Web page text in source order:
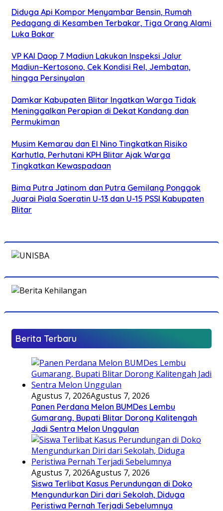
Diduga Api Kompor Menyambar Bensin, Rumah
Pedagang di Kesamben Terbakar, Tiga Orang Alami
Luka Bakar
VP KAI Daop 7 Madiun Lakukan Inspeksi Jalur
Madiun–Kertosono, Cek Kondisi Rel, Jembatan,
hingga Persinyalan
Damkar Kabupaten Blitar Ingatkan Warga Tidak
Meninggalkan Perapian di Dekat Kandang dan
Permukiman
Musim Kemarau dan El Nino Tingkatkan Risiko
Karhutla, Perhutani KPH Blitar Ajak Warga
Tingkatkan Kewaspadaan
Bima Putra Jatinom dan Putra Gemilang Ponggok
Juarai Piala Soeratin U-13 dan U-15 PSSI Kabupaten
Blitar
Berita Terbaru
Agustus 7, 2026Agustus 7, 2026
Panen Perdana Melon BUMDes Lembu
Gumarang, Bupati Blitar Dorong Kalitengah
Jadi Sentra Melon Unggulan
Agustus 7, 2026Agustus 7, 2026
Siswa Terlibat Kasus Perundungan di Doko
Mengundurkan Diri dari Sekolah, Diduga
Peristiwa Pernah Terjadi Sebelumnya